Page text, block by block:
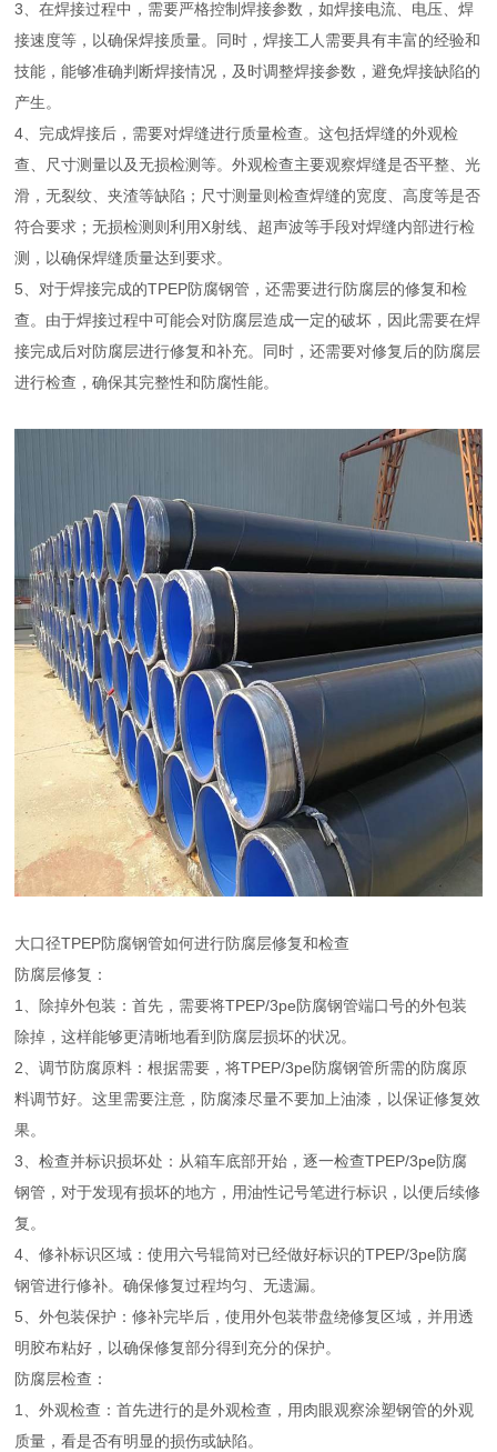
3、在焊接过程中，需要严格控制焊接参数，如焊接电流、电压、焊
接速度等，以确保焊接质量。同时，焊接工人需要具有丰富的经验和
技能，能够准确判断焊接情况，及时调整焊接参数，避免焊接缺陷的
产生。
4、完成焊接后，需要对焊缝进行质量检查。这包括焊缝的外观检
查、尺寸测量以及无损检测等。外观检查主要观察焊缝是否平整、光
滑，无裂纹、夹渣等缺陷；尺寸测量则检查焊缝的宽度、高度等是否
符合要求；无损检测则利用X射线、超声波等手段对焊缝内部进行检
测，以确保焊缝质量达到要求。
5、对于焊接完成的TPEP防腐钢管，还需要进行防腐层的修复和检
查。由于焊接过程中可能会对防腐层造成一定的破坏，因此需要在焊
接完成后对防腐层进行修复和补充。同时，还需要对修复后的防腐层
进行检查，确保其完整性和防腐性能。
大口径TPEP防腐钢管如何进行防腐层修复和检查
防腐层修复：
1、除掉外包装：首先，需要将TPEP/3pe防腐钢管端口号的外包装
除掉，这样能够更清晰地看到防腐层损坏的状况。
2、调节防腐原料：根据需要，将TPEP/3pe防腐钢管所需的防腐原
料调节好。这里需要注意，防腐漆尽量不要加上油漆，以保证修复效
果。
3、检查并标识损坏处：从箱车底部开始，逐一检查TPEP/3pe防腐
钢管，对于发现有损坏的地方，用油性记号笔进行标识，以便后续修
复。
4、修补标识区域：使用六号辊筒对已经做好标识的TPEP/3pe防腐
钢管进行修补。确保修复过程均匀、无遗漏。
5、外包装保护：修补完毕后，使用外包装带盘绕修复区域，并用透
明胶布粘好，以确保修复部分得到充分的保护。
防腐层检查：
1、外观检查：首先进行的是外观检查，用肉眼观察涂塑钢管的外观
质量，看是否有明显的损伤或缺陷。